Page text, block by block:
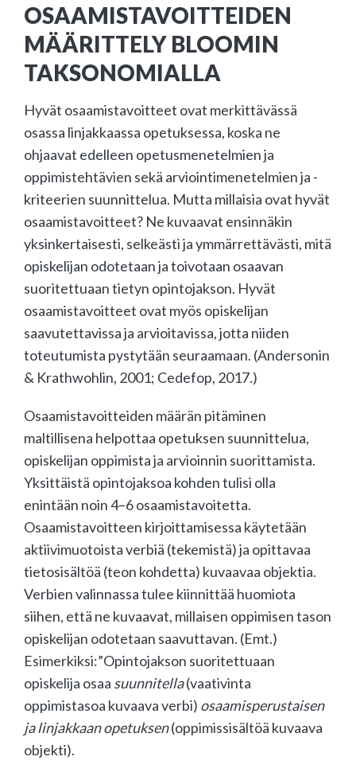
OSAAMISTAVOITTEIDEN
MÄÄRITTELY BLOOMIN
TAKSONOMIALLA
Hyvät osaamistavoitteet ovat merkittävässä
osassa linjakkaassa opetuksessa, koska ne
ohjaavat edelleen opetusmenetelmien ja
oppimistehtävien sekä arviointimenetelmien ja -
kriteerien suunnittelua. Mutta millaisia ovat hyvät
osaamistavoitteet? Ne kuvaavat ensinnäkin
yksinkertaisesti, selkeästi ja ymmärrettävästi, mitä
opiskelijan odotetaan ja toivotaan osaavan
suoritettuaan tietyn opintojakson. Hyvät
osaamistavoitteet ovat myös opiskelijan
saavutettavissa ja arvioitavissa, jotta niiden
toteutumista pystytään seuraamaan. (Andersonin
& Krathwohlin, 2001; Cedefop, 2017.)
Osaamistavoitteiden määrän pitäminen
maltillisena helpottaa opetuksen suunnittelua,
opiskelijan oppimista ja arvioinnin suorittamista.
Yksittäistä opintojaksoa kohden tulisi olla
enintään noin 4–6 osaamistavoitetta.
Osaamistavoitteen kirjoittamisessa käytetään
aktiivimuotoista verbiä (tekemistä) ja opittavaa
tietosisältöä (teon kohdetta) kuvaavaa objektia.
Verbien valinnassa tulee kiinnittää huomiota
siihen, että ne kuvaavat, millaisen oppimisen tason
opiskelijan odotetaan saavuttavan. (Emt.)
Esimerkiksi:”Opintojakson suoritettuaan
opiskelija osaa suunnitella(vaativinta
oppimistasoa kuvaava verbi) osaamisperustaisen
ja linjakkaan opetuksen(oppimissisältöä kuvaava
objekti).